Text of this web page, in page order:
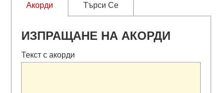
Акорди Търси Се
ИЗПРАЩАНЕ НА АКОРДИ
Текст с акорди